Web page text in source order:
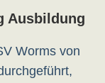
Ausbildung
Worms von